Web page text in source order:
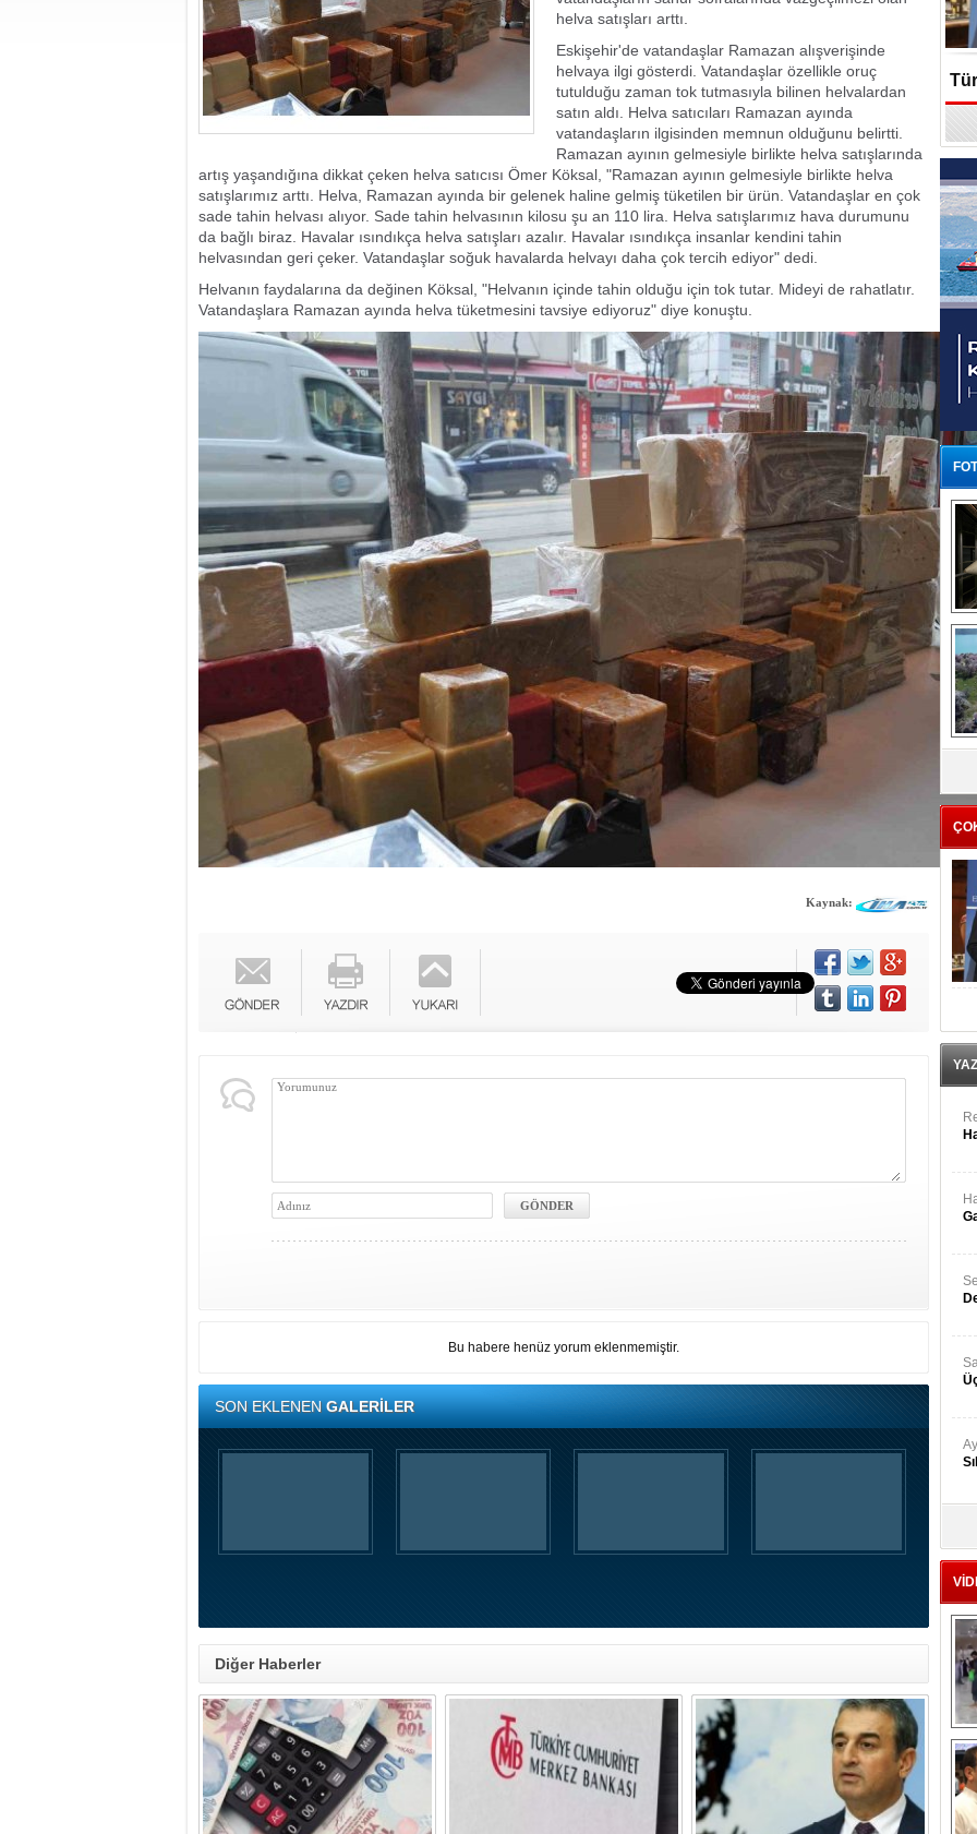
helva satışları arttı.
Eskişehir'de vatandaşlar Ramazan alışverişinde
helvaya ilgi gösterdi. Vatandaşlar özellikle oruç
tutulduğu zaman tok tutmasıyla bilinen helvalardan
satın aldı. Helva satıcıları Ramazan ayında
vatandaşların ilgisinden memnun olduğunu belirtti.
Ramazan ayının gelmesiyle birlikte helva satışlarında
artış yaşandığına dikkat çeken helva satıcısı Ömer Köksal, "Ramazan ayının gelmesiyle birlikte helva
satışlarımız arttı. Helva, Ramazan ayında bir gelenek haline gelmiş tüketilen bir ürün. Vatandaşlar en çok
sade tahin helvası alıyor. Sade tahin helvasının kilosu şu an 110 lira. Helva satışlarımız hava durumunu
da bağlı biraz. Havalar ısındıkça helva satışları azalır. Havalar ısındıkça insanlar kendini tahin
helvasından geri çeker. Vatandaşlar soğuk havalarda helvayı daha çok tercih ediyor" dedi.
Helvanın faydalarına da değinen Köksal, "Helvanın içinde tahin olduğu için tok tutar. Mideyi de rahatlatır.
Vatandaşlara Ramazan ayında helva tüketmesini tavsiye ediyoruz" diye konuştu.
Kaynak:
Bu habere henüz yorum eklenmemiştir.
SON EKLENENGALERİLER
Diğer Haberler